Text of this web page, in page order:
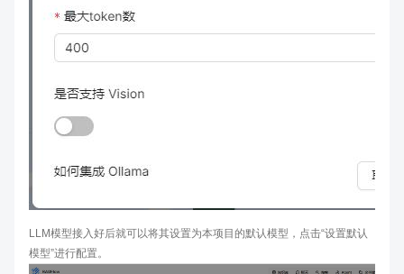
LLM模型接入好后就可以将其设置为本项目的默认模型，点击“设置默认
模型”进行配置。